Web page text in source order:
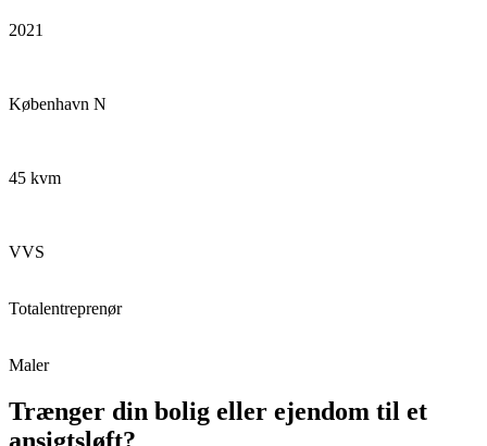
2021
København N
45 kvm
VVS
Totalentreprenør
Maler
Trænger din bolig eller ejendom til et
ansigtsløft?